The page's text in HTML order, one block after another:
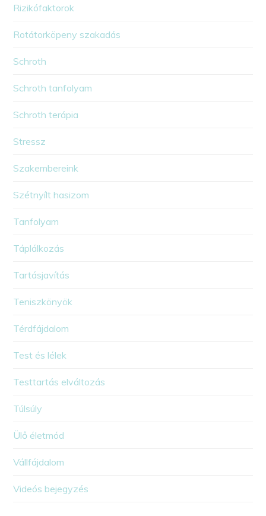
Rizikófaktorok
Rotátorköpeny szakadás
Schroth
Schroth tanfolyam
Schroth terápia
Stressz
Szakembereink
Szétnyílt hasizom
Tanfolyam
Táplálkozás
Tartásjavítás
Teniszkönyök
Térdfájdalom
Test és lélek
Testtartás elváltozás
Túlsúly
Ülő életmód
Vállfájdalom
Videós bejegyzés